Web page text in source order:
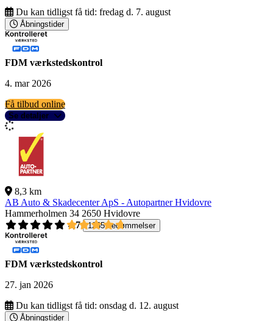
Du kan tidligst få tid: fredag d. 7. august
Åbningstider
FDM værkstedskontrol
4. mar 2026
Få tilbud online
Se detaljer
8,3 km
AB Auto & Skadecenter ApS - Autopartner Hvidovre
Hammerholmen 34 2650 Hvidovre
4,7
1265 bedømmelser
FDM værkstedskontrol
27. jan 2026
Du kan tidligst få tid: onsdag d. 12. august
Åbningstider